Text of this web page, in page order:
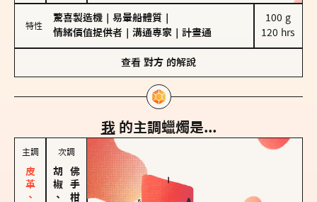
特性
驚喜製造機 易暈船體質
情緒價值提供者
溝通專家 計畫通
100 g
120 hrs
查看 對方 的解說
我 的主調蠟燭是...
主調 次調